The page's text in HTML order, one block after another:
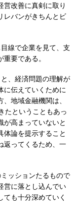
営改善に真剣に取り
レバンがきちんとビ
線で企業を見て、支
要である。
、経済問題の理解が
に伝えていくために
地域金融機関は、
たということもあっ
が高まっていないと
体論を提示すること
返ってくるため、一
ッションたるもので
営に落とし込んでい
ても十分深めていく